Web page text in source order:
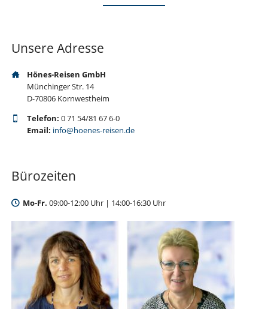
Unsere Adresse
Hönes-Reisen GmbH
Münchinger Str. 14
D-70806 Kornwestheim
Telefon: 0 71 54/81 67 6-0
Email: info@hoenes-reisen.de
Bürozeiten
Mo-Fr. 09:00-12:00 Uhr | 14:00-16:30 Uhr